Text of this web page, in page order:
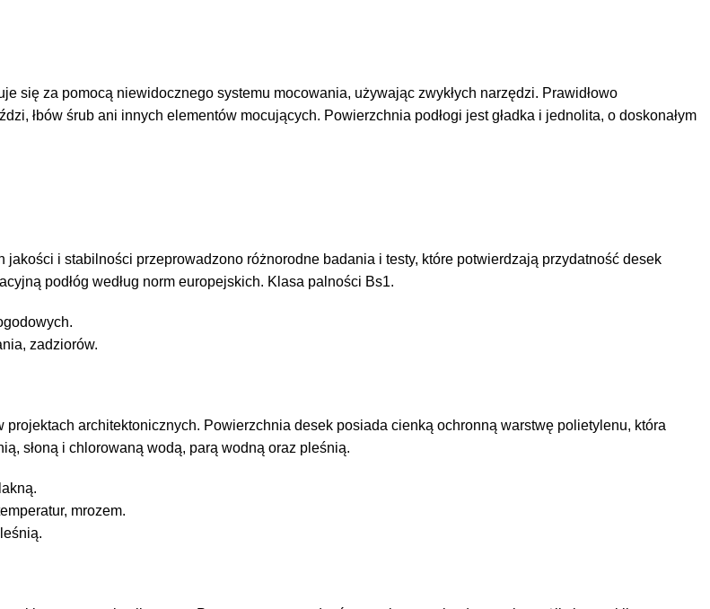
się za pomocą niewidocznego systemu mocowania, używając zwykłych narzędzi. Prawidłowo
łbów śrub ani innych elementów mocujących. Powierzchnia podłogi jest gładka i jednolita, o doskonałym
i stabilności przeprowadzono różnorodne badania i testy, które potwierdzają przydatność desek
podłóg według norm europejskich. Klasa palności Bs1.
zadziorów.
architektonicznych. Powierzchnia desek posiada cienką ochronną warstwę polietylenu, która
słoną i chlorowaną wodą, parą wodną oraz pleśnią.
mrozem.